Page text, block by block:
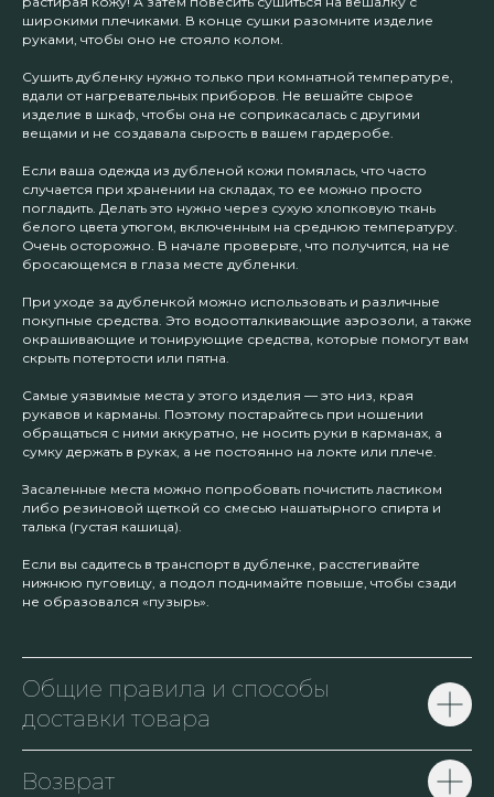
широкими плечиками. В конце сушки разомните изделие
руками, чтобы оно не стояло колом.
Сушить дубленку нужно только при комнатной температуре,
вдали от нагревательных приборов. Не вешайте сырое
изделие в шкаф, чтобы она не соприкасалась с другими
вещами и не создавала сырость в вашем гардеробе.
Если ваша одежда из дубленой кожи помялась, что часто
случается при хранении на складах, то ее можно просто
погладить. Делать это нужно через сухую хлопковую ткань
белого цвета утюгом, включенным на среднюю температуру.
Очень осторожно. В начале проверьте, что получится, на не
бросающемся в глаза месте дубленки.
При уходе за дубленкой можно использовать и различные
покупные средства. Это водоотталкивающие аэрозоли, а также
окрашивающие и тонирующие средства, которые помогут вам
скрыть потертости или пятна.
Самые уязвимые места у этого изделия — это низ, края
рукавов и карманы. Поэтому постарайтесь при ношении
обращаться с ними аккуратно, не носить руки в карманах, а
сумку держать в руках, а не постоянно на локте или плече.
Засаленные места можно попробовать почистить ластиком
либо резиновой щеткой со смесью нашатырного спирта и
талька (густая кашица).
Если вы садитесь в транспорт в дубленке, расстегивайте
нижнюю пуговицу, а подол поднимайте повыше, чтобы сзади
не образовался «пузырь».
Общие правила и способы
доставки товара
Возврат